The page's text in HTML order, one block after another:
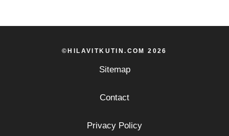
©HILAVITKUTIN.COM 2026
Sitemap
Contact
Privacy Policy